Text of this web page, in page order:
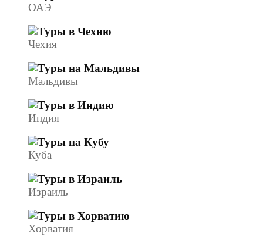
ОАЭ
Чехия
Мальдивы
Индия
Куба
Израиль
Хорватия